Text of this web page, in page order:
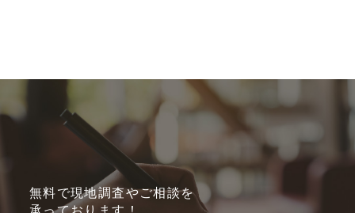
無料で現地調査やご相談を